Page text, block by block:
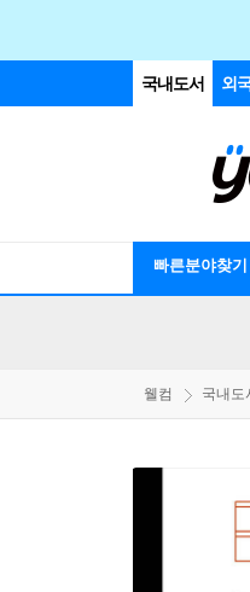
국내도서 외
빠른분야찾기
웰컴 국내도